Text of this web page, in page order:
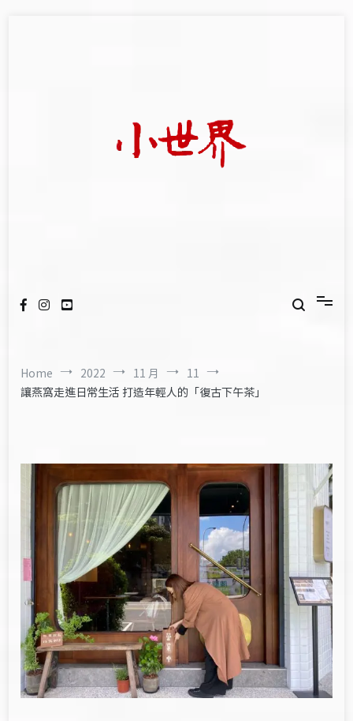
Home 2022 11 月
11
讓燕窩走進日常生活 打造年輕人的「復古下午茶」